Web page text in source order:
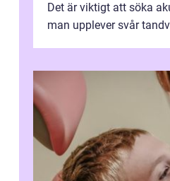
Det är viktigt att söka
man upplever svår